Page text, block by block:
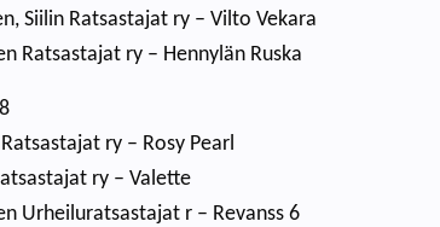
Siilin Ratsastajat ry – Vilto Vekara
Ratsastajat ry – Hennylän Ruska
ry – Rosy Pearl
ry – Valette
Urheiluratsastajat r – Revanss 6